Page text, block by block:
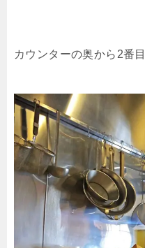
カウンターの奥から2番